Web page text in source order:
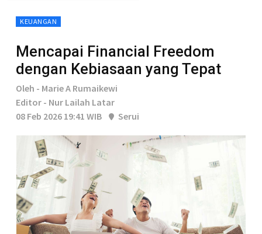
KEUANGAN
Mencapai Financial Freedom
dengan Kebiasaan yang Tepat
Oleh - Marie A Rumaikewi
Editor - Nur Lailah Latar
08 Feb 2026 19:41 WIB
Serui